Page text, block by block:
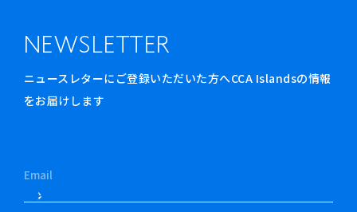
NEWSLETTER
ニュースレターにご登録いただいた方へCCA Islandsの情報
をお届けします